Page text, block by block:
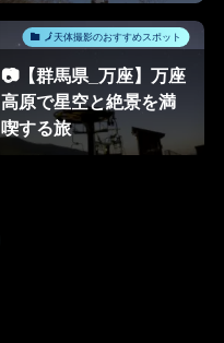
🗾天体撮影のおすすめスポット
📷【群馬県_万座】万座
高原で星空と絶景を満
喫する旅